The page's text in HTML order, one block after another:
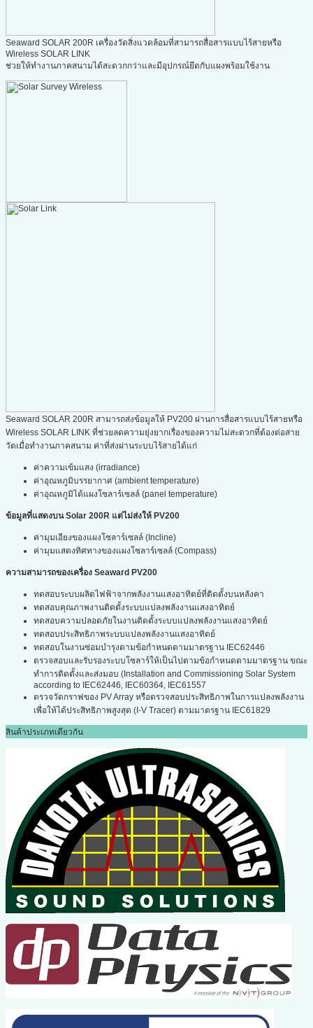
Seaward SOLAR 200R เครื่องวัดสิ่งแวดล้อมที่สามารถสื่อสารแบบไร้สายหรือ
Wireless SOLAR LINK
ช่วยให้ทำงานภาคสนามได้สะดวกกว่าและมีอุปกรณ์ยึดกับแผงพร้อมใช้งาน
Seaward SOLAR 200R สามารถส่งข้อมูลให้ PV200 ผ่านการสื่อสารแบบไร้สายหรือ
Wireless SOLAR LINK ที่ช่วยลดความยุ่งยากเรื่องของความไม่สะดวกที่ต้องต่อสาย
วัดเมื่อทำงานภาคสนาม ค่าที่ส่งผ่านระบบไร้สายได้แก่
ค่าความเข้มแสง (irradiance)
ค่าอุณหภูมิบรรยากาศ (ambient temperature)
ค่าอุณหภูมิไต้แผงโซลาร์เซลล์ (panel temperature)
ข้อมูลที่แสดงบน Solar 200R แต่ไม่ส่งให้ PV200
ค่ามุมเอียงของแผงโซลาร์เซลล์ (Incline)
ค่ามุมแสดงทิศทางของแผงโซลาร์เซลล์ (Compass)
ความสามารถของเครื่อง Seaward PV200
ทดสอบระบบผลิตไฟฟ้าจากพลังงานแสงอาทิตย์ที่ติดตั้งบนหลังคา
ทดสอบคุณภาพงานติดตั้งระบบแปลงพลังงานแสงอาทิตย์
ทดสอบความปลอดภัยในงานติดตั้งระบบแปลงพลังงานแสงอาทิตย์
ทดสอบประสิทธิภาพระบบแปลงพลังงานแสงอาทิตย์
ทดสอบในงานซ่อมบำรุงตามข้อกำหนดตามมาตรฐาน IEC62446
ตรวจสอบและรับรองระบบโซลาร์ให้เป็นไปตามข้อกำหนดตามมาตรฐาน ขณะ
ทำการติดตั้งและส่งมอบ (Installation and Commissioning Solar System
according to IEC62446, IEC60364, IEC61557
ตรวจวัดกราฟของ PV Array หรือตรวจสอบประสิทธิภาพในการแปลงพลังงาน
เพื่อให้ได้ประสิทธิภาพสูงสุด (I-V Tracer) ตามมาตรฐาน IEC61829
สินค้าประเภทเดียวกัน